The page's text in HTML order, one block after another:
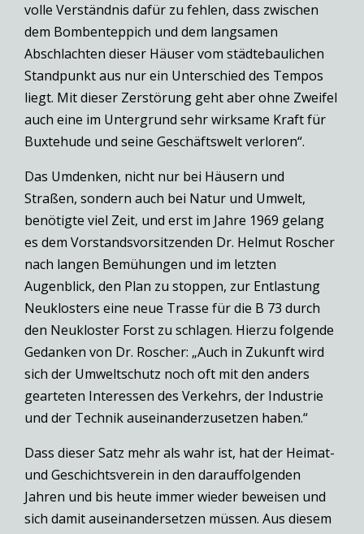
volle Verständnis dafür zu fehlen, dass zwischen
dem Bombenteppich und dem langsamen
Abschlachten dieser Häuser vom städtebaulichen
Standpunkt aus nur ein Unterschied des Tempos
liegt. Mit dieser Zerstörung geht aber ohne Zweifel
auch eine im Untergrund sehr wirksame Kraft für
Buxtehude und seine Geschäftswelt verloren“.
Das Umdenken, nicht nur bei Häusern und
Straßen, sondern auch bei Natur und Umwelt,
benötigte viel Zeit, und erst im Jahre 1969 gelang
es dem Vorstandsvorsitzenden Dr. Helmut Roscher
nach langen Bemühungen und im letzten
Augenblick, den Plan zu stoppen, zur Entlastung
Neuklosters eine neue Trasse für die B 73 durch
den Neukloster Forst zu schlagen. Hierzu folgende
Gedanken von Dr. Roscher: „Auch in Zukunft wird
sich der Umweltschutz noch oft mit den anders
gearteten Interessen des Verkehrs, der Industrie
und der Technik auseinanderzusetzen haben.“
Dass dieser Satz mehr als wahr ist, hat der Heimat-
und Geschichtsverein in den darauffolgenden
Jahren und bis heute immer wieder beweisen und
sich damit auseinandersetzen müssen. Aus diesem